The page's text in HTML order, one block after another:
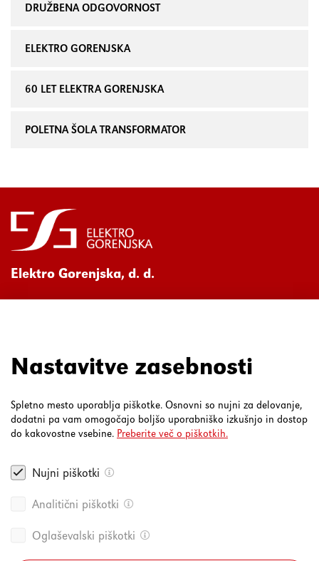
DRUŽBENA ODGOVORNOST
ELEKTRO GORENJSKA
60 LET ELEKTRA GORENJSKA
POLETNA ŠOLA TRANSFORMATOR
Elektro Gorenjska, d. d.
Nastavitve zasebnosti
Spletno mesto uporablja piškotke. Osnovni so nujni za delovanje,
dodatni pa vam omogočajo boljšo uporabniško izkušnjo in dostop
do kakovostne vsebine. Preberite več o piškotkih.
Nujni piškotki
Analitični piškotki
Oglaševalski piškotki